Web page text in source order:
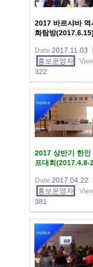
2017 바르샤바 역
화탐방(2017.6.15)
Date 2017.11.03
홍보운영자
322
notice
2017 상반기 한인
프대회(2017.4.8-
Date 2017.04.22
홍보운영자
381
notice